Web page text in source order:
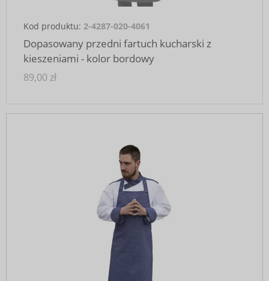
Kod produktu: 2-4287-020-4061
Dopasowany przedni fartuch kucharski z
kieszeniami - kolor bordowy
89,00 zł